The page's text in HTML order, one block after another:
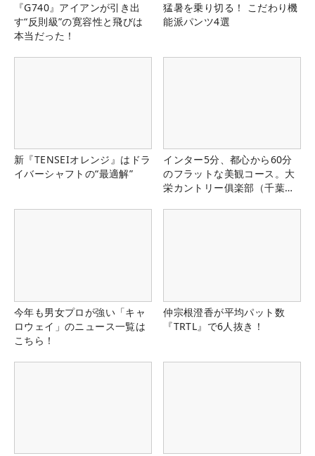
『G740』アイアンが引き出
す“反則級”の寛容性と飛びは
本当だった！
猛暑を乗り切る！ こだわり機
能派パンツ4選
新『TENSEIオレンジ』はドラ
イバーシャフトの“最適解”
インター5分、都心から60分
のフラットな美観コース。大
栄カントリー俱楽部（千葉
今年も男女プロが強い「キャ
ロウェイ」のニュース一覧は
こちら！
仲宗根澄香が平均パット数
『TRTL』で6人抜き！